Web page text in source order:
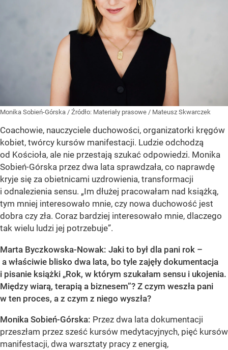
Monika Sobień-Górska / Źródło: Materiały prasowe / Mateusz Skwarczek
Coachowie, nauczyciele duchowości, organizatorki kręgów
kobiet, twórcy kursów manifestacji. Ludzie odchodzą
od Kościoła, ale nie przestają szukać odpowiedzi. Monika
Sobień-Górska przez dwa lata sprawdzała, co naprawdę
kryje się za obietnicami uzdrowienia, transformacji
i odnalezienia sensu. „Im dłużej pracowałam nad książką,
tym mniej interesowało mnie, czy nowa duchowość jest
dobra czy zła. Coraz bardziej interesowało mnie, dlaczego
tak wielu ludzi jej potrzebuje”.
Marta Byczkowska-Nowak: Jaki to był dla pani rok –
a właściwie blisko dwa lata, bo tyle zajęły dokumentacja
i pisanie książki „Rok, w którym szukałam sensu i ukojenia.
Między wiarą, terapią a biznesem”? Z czym weszła pani
w ten proces, a z czym z niego wyszła?
Monika Sobień-Górska: Przez dwa lata dokumentacji
przeszłam przez sześć kursów medytacyjnych, pięć kursów
manifestacji, dwa warsztaty pracy z energią,